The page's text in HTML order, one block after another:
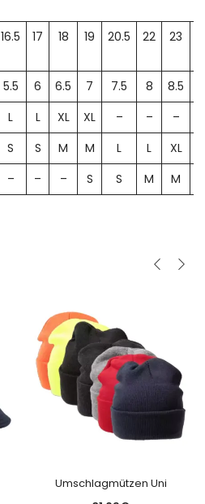
16.5 17 18 19 20.5 22 23
5.5 6 6.5 7 7.5 8 8.5
L L XL XL – – –
S S M M L L XL
– – – S S M M
Umschlagmützen Uni